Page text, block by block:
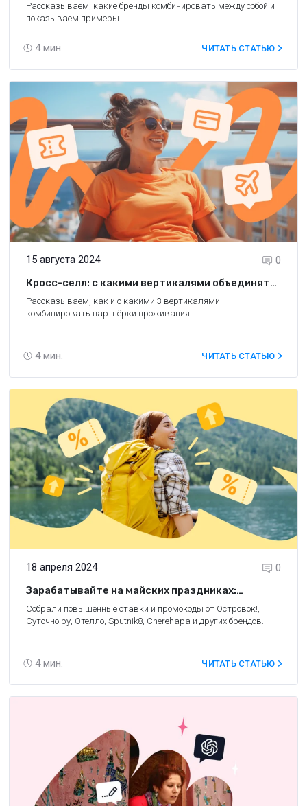
4 мин.
Рассказываем, какие бренды комбинировать между собой и
показываем примеры.
ЧИТАТЬ СТАТЬЮ
15 августа 2024
4 мин.
0
Кросс-селл: с какими вертикалями объединять
партнёрки проживания?
Рассказываем, как и с какими 3 вертикалями
комбинировать партнёрки проживания.
ЧИТАТЬ СТАТЬЮ
18 апреля 2024
4 мин.
0
Зарабатывайте на майских праздниках:
промокоды и повышенные ставки от брендов
Travelpayouts
Собрали повышенные ставки и промокоды от Островок!,
Суточно.ру, Отелло, Sputnik8, Cherehapa и других брендов.
ЧИТАТЬ СТАТЬЮ